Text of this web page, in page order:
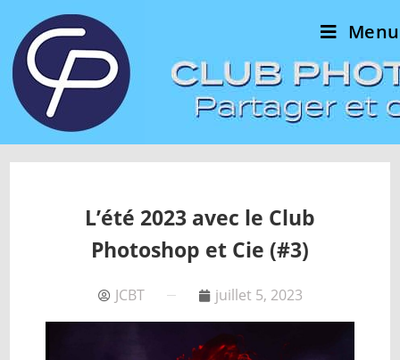
Menu
L’été 2023 avec le Club
Photoshop et Cie (#3)
JCBT juillet 5, 2023